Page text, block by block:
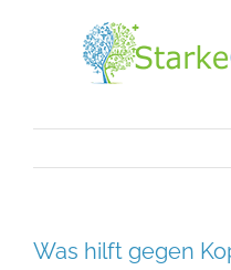
Was hilft gegen